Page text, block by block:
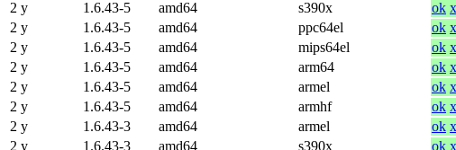
2 y
1.6.43-5 amd64 s390x ok
2 y
1.6.43-5 amd64 ppc64el ok
2 y
1.6.43-5 amd64 mips64el ok
2 y
1.6.43-5 amd64 arm64 ok
2 y
1.6.43-5 amd64 armel ok
2 y
1.6.43-5 amd64 armhf ok
2 y
1.6.43-3 amd64 armel ok
2 y
1.6.43-3 amd64 s390x ok